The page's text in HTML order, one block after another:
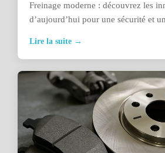
Freinage moderne : découvrez les
d’aujourd’hui pour une sécurité et
Lire la suite →